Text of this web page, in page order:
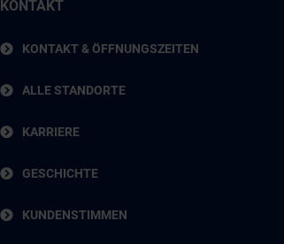
KONTAKT
KONTAKT & ÖFFNUNGSZEITEN
ALLE STANDORTE
KARRIERE
GESCHICHTE
KUNDENSTIMMEN